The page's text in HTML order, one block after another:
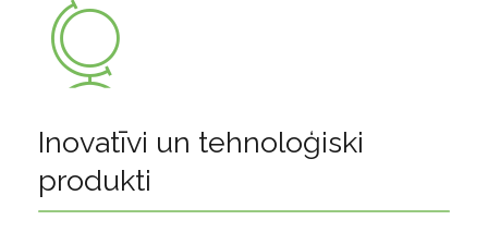
Inovatīvi un tehnoloģiski
produkti